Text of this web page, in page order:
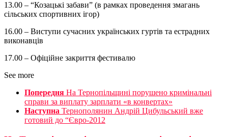
13.00 – “Козацькі забави” (в рамках проведення змагань
сільських спортивних ігор)
16.00 – Виступи сучасних українських гуртів та естрадних
виконавців
17.00 – Офіційне закриття фестивалю
See more
Попередня На Тернопільщині порушено кримінальні
справи за виплату зарплати «в конвертах»
Наступна Тернополянин Андрій Цибульський вже
готовий до “Євро-2012